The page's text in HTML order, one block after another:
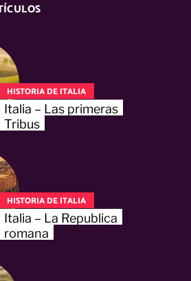
HISTORIA DE ITALIA
Italia – Las primeras
Tribus
HISTORIA DE ITALIA
Italia – La Republica
romana